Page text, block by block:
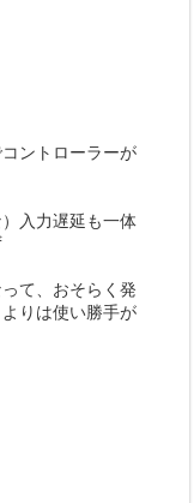
ントローラーが
入力遅延も一体
て、おそらく発
りは使い勝手が